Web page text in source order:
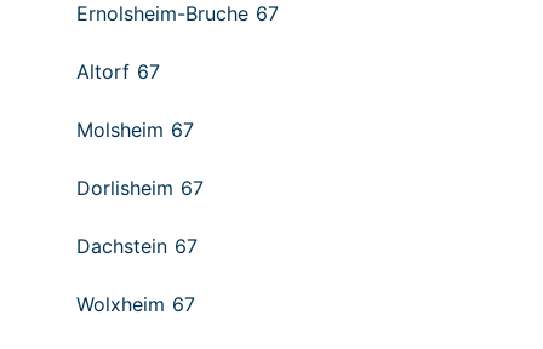
Ernolsheim-Bruche 67
Altorf 67
Molsheim 67
Dorlisheim 67
Dachstein 67
Wolxheim 67